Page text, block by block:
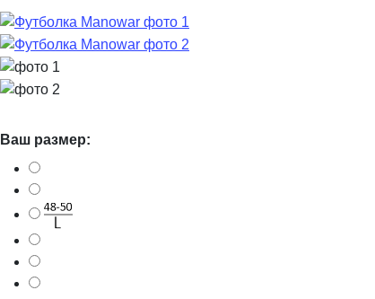
Ваш размер: